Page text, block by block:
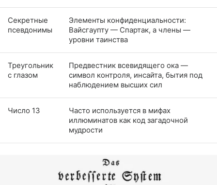
Секретные
псевдонимы
Элементы конфиденциальности:
Вайсгаупту — Спартак, а члены —
уровни таинства
Треугольник
с глазом
Предвестник всевидящего ока —
символ контроля, инсайта, бытия под
наблюдением высших сил
Число 13
Часто используется в мифах
иллюминатов как код загадочной
мудрости